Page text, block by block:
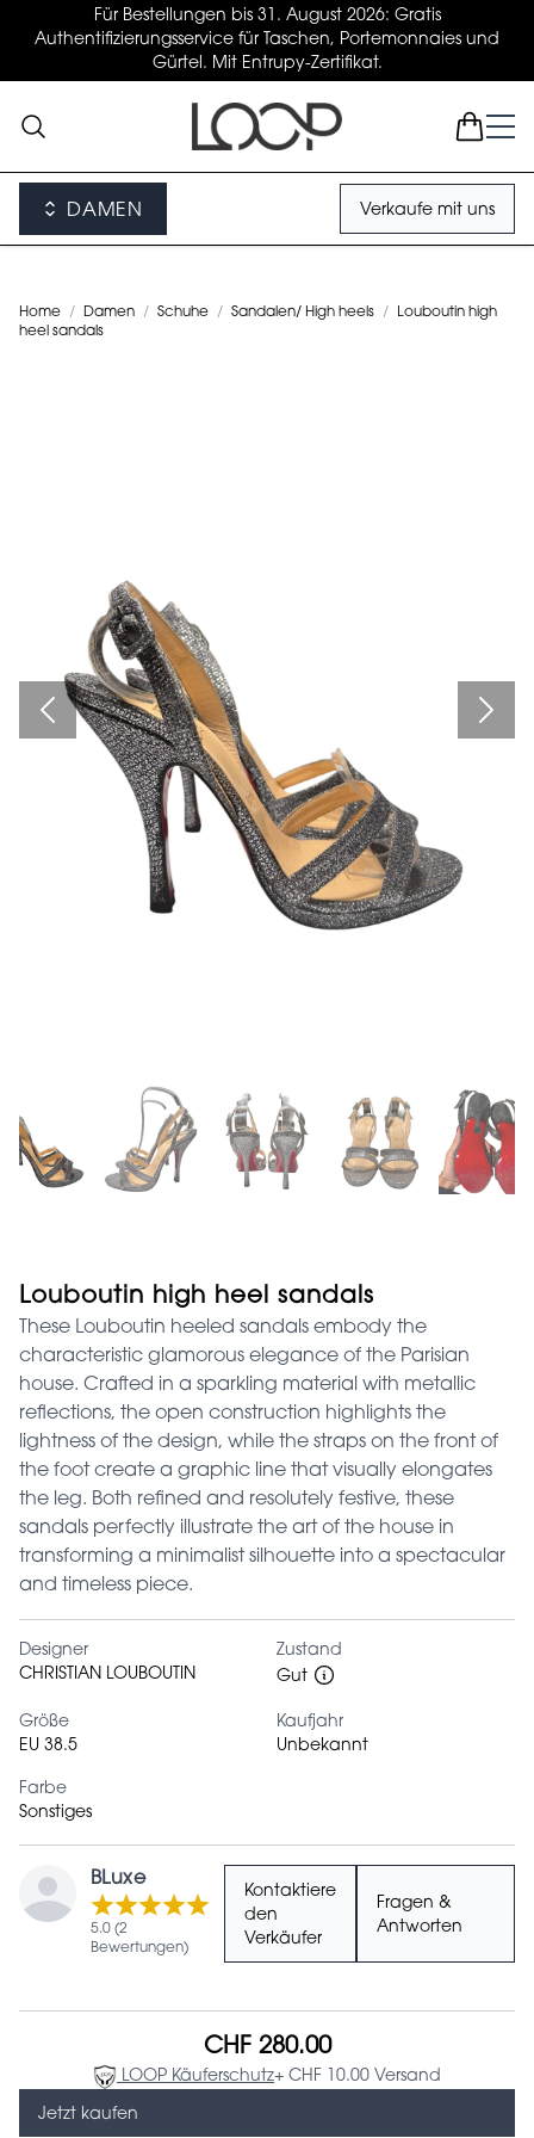
Für Bestellungen bis 31. August 2026: Gratis
Authentifizierungsservice für Taschen, Portemonnaies und
Gürtel. Mit Entrupy-Zertifikat.
DAMEN Verkaufe mit uns
Home / Damen / Schuhe / Sandalen/ High heels /
Louboutin high
heel sandals
Louboutin high heel sandals
These Louboutin heeled sandals embody the
characteristic glamorous elegance of the Parisian
house. Crafted in a sparkling material with metallic
reflections, the open construction highlights the
lightness of the design, while the straps on the front of
the foot create a graphic line that visually elongates
the leg. Both refined and resolutely festive, these
sandals perfectly illustrate the art of the house in
transforming a minimalist silhouette into a spectacular
and timeless piece.
Designer
CHRISTIAN LOUBOUTIN
Zustand
Gut
Größe
EU 38.5
Kaufjahr
Unbekannt
Farbe
Sonstiges
BLuxe
5.0 (2
Bewertungen)
Kontaktiere
den
Verkäufer
Fragen &
Antworten
CHF 280.00
LOOP Käuferschutz+ CHF 10.00 Versand
Jetzt kaufen